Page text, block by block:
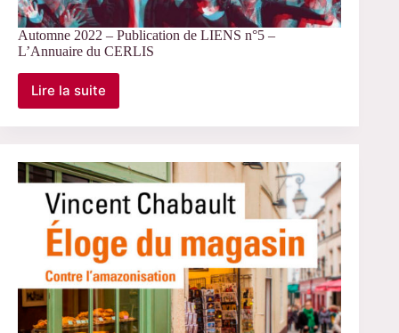
Automne 2022 – Publication de LIENS n°5 –
L’Annuaire du CERLIS
Lire la suite
Automne
de
LIENS
n°5
–
L’Annuaire
du
CERLIS